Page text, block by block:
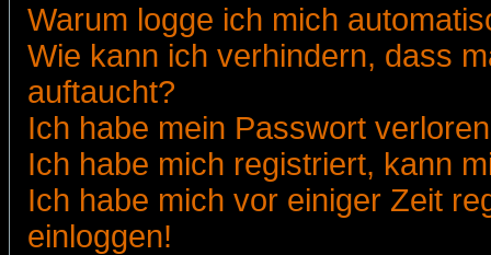
Warum logge ich mich
Wie kann ich verhindern, dass
auftaucht?
Ich habe mein Passwort
Ich habe mich registriert, kann
Ich habe mich vor einiger Zeit
einloggen!